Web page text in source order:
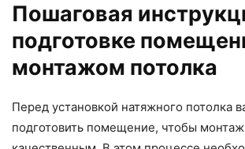
Пошаговая
подготовке
монтажом потолка
Перед установкой натяжного потолка
подготовить помещение, чтобы